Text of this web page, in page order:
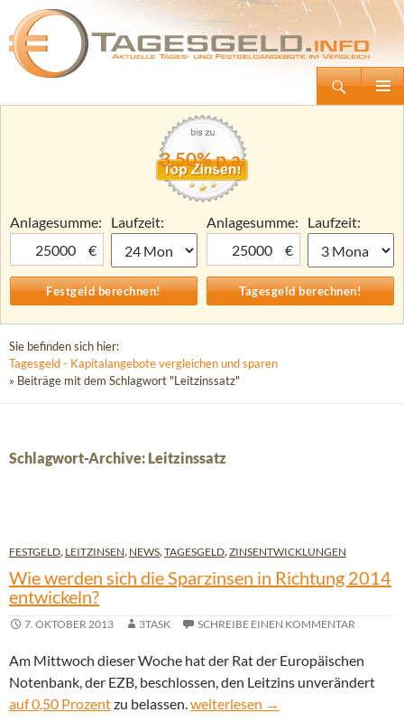
Tagesgeld.info – Tagesgeldkonten vergleichen und Tagesgeld-Zinsen berechnen
Zum
3,50% p.a.
Anlagesumme:
€
Laufzeit:
Anlagesumme:
€
Laufzeit:
Sie befinden sich hier:
Tagesgeld - Kapitalangebote vergleichen und sparen
» Beiträge mit dem Schlagwort "Leitzinssatz"
Schlagwort-Archive: Leitzinssatz
FESTGELD, LEITZINSEN, NEWS,TAGESGELD,ZINSENTWICKLUNGEN
Wie werden sich die Sparzinsen in Richtung 2014
entwickeln?
7. OKTOBER 2013 3TASK SCHREIBE EINEN KOMMENTAR
Am Mittwoch dieser Woche hat der Rat der Europäischen
Notenbank, der EZB, beschlossen, den Leitzins unverändert
auf 0,50 Prozentzu belassen.Wie werden sich die Sparzinsen
weiterlesen →